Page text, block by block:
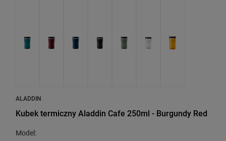
ALADDIN
Kubek termiczny Aladdin Cafe 250ml - Burgundy Red
Model: